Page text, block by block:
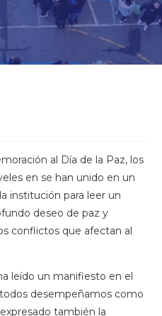
al Día de la Paz, los
en se han unido en un
institución para leer un
deseo de paz y
conflictos que afectan al
leído un manifiesto en el
desempeñamos como
también la